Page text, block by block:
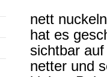
nett
hat es
sichtbar
netter und